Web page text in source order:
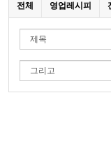
전체 영업레시피